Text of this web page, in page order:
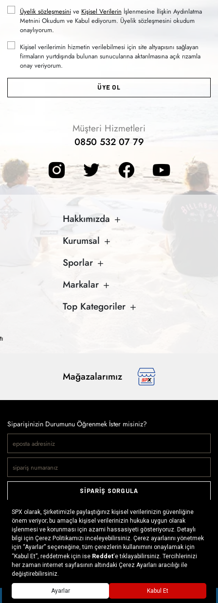
SEPETE EKLE
Üyelik sözleşmesinive Kişisel Verilerin İşlenmesine İlişkin Aydınlatma
Metnini Okudum ve Kabul ediyorum. Üyelik sözleşmesini okudum
onaylıyorum.
Kişisel verilerimin hizmetin verilebilmesi için site altyapısını sağlayan
firmaların yurtdışında bulunan sunucularına aktarılmasına açık rızamla
onay veriyorum.
ÜYE OL
Müşteri Hizmetleri
0850 532 07 79
Hakkımızda
Kurumsal
Sporlar
Markalar
Top Kategoriler
Mağazalarımız
Siparişinizin Durumunu Öğrenmek İster misiniz?
SİPARİŞ SORGULA
Doğaya ve spora tutkuyla bağlı olanların markası SPX, çeşitli
kategorilerde sunduğu spor giyim ürünleri, outdoor ayakkabılar,
ekipman ve aksesuarlar ile, her yerde ve her koşulda doğayla
buluşmayı mümkün kılıyor. Daima aktif bir yaşam tarzını
benimseyenlerin ihtiyaç duyabileceği her şey, SPX’in online
mağazasında ziyaretçilerin beğenisine sunuluyor.
Daha fazlası >
x